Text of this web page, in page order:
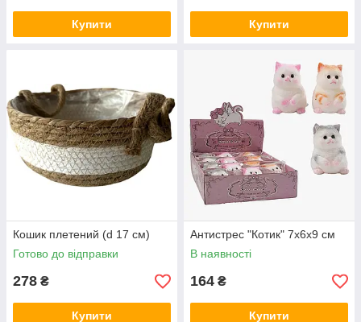
Купити Купити
Кошик плетений (d 17 см)
Готово до відправки
278 ₴
Купити
Антистрес "Котик" 7х6х9 см
В наявності
164 ₴
Купити